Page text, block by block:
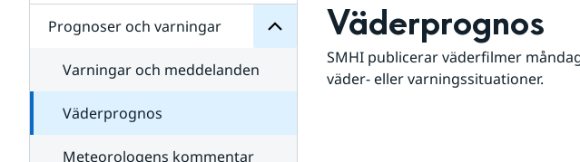
Prognoser och varningar
Varningar och meddelanden
Väderprognos
Meteorologens kommentar
Väderprognos
SMHI publicerar väderfilmer
väder- eller varningssituationer.